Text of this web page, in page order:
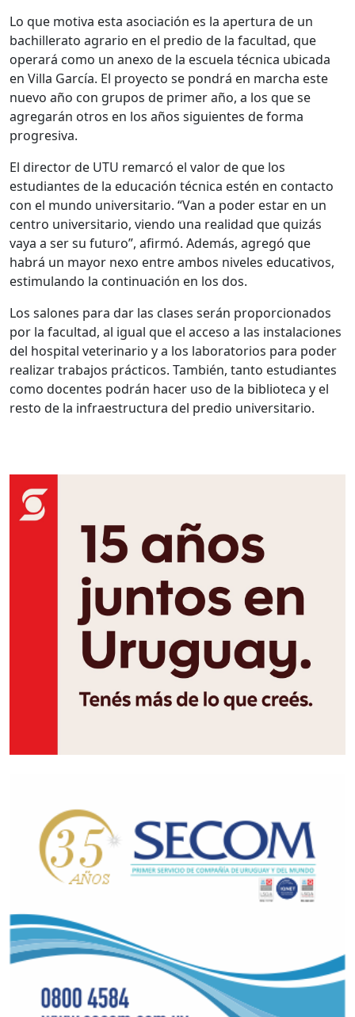
Lo que motiva esta asociación es la apertura de un
bachillerato agrario en el predio de la facultad, que
operará como un anexo de la escuela técnica ubicada
en Villa García. El proyecto se pondrá en marcha este
nuevo año con grupos de primer año, a los que se
agregarán otros en los años siguientes de forma
progresiva.
El director de UTU remarcó el valor de que los
estudiantes de la educación técnica estén en contacto
con el mundo universitario. “Van a poder estar en un
centro universitario, viendo una realidad que quizás
vaya a ser su futuro”, afirmó. Además, agregó que
habrá un mayor nexo entre ambos niveles educativos,
estimulando la continuación en los dos.
Los salones para dar las clases serán proporcionados
por la facultad, al igual que el acceso a las instalaciones
del hospital veterinario y a los laboratorios para poder
realizar trabajos prácticos. También, tanto estudiantes
como docentes podrán hacer uso de la biblioteca y el
resto de la infraestructura del predio universitario.